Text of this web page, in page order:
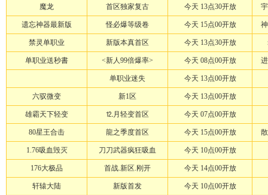
魔龙 首区独家复古 今天 13点30开放
遗忘神器最新版 怪必爆等级卷 今天 15点00开放
禁灵单职业 新版本真首区 今天 13点30开放
单职业送秒書 <新人99倍爆率> 今天 08点00开放
单职业迷失 今天 13点00开放
六驭微变 新1区 今天 13点00开放
雄霸天下轻变 ⒓月轻变首区 今天 07点00开放
80星王合击 龍之季度首区 今天 15点00开放
1.76吸血毁灭 刀刀武器疯狂吸血 今天 10点00开放
176大极品 首战.新区.刚开 今天 14点00开放
轩辕大陆 新版首发 今天 10点00开放